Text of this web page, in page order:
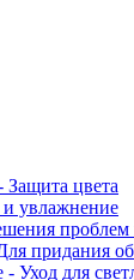
цвета
увлажнение
придания
Уход для